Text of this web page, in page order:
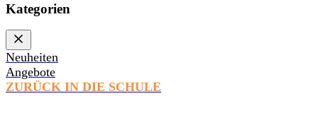
Kategorien
Neuheiten
Angebote
ZURÜCK IN DIE SCHULE